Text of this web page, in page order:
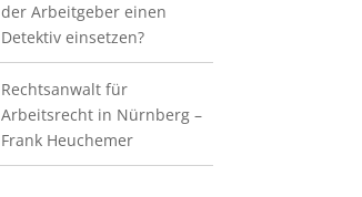
der Arbeitgeber einen
Detektiv einsetzen?
Rechtsanwalt für
Arbeitsrecht in Nürnberg –
Frank Heuchemer